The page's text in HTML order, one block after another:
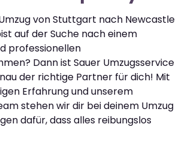
von Stuttgart nach Newcastle
auf der Suche nach einem
professionellen
Dann ist Sauer Umzugsservice
der richtige Partner für dich! Mit
Erfahrung und unserem
stehen wir dir bei deinem Umzug
dafür, dass alles reibungslos